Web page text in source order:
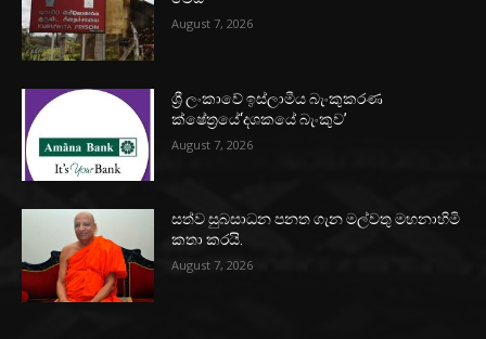
August 7, 2026
ශ්‍රී ලංකාවේ ඉස්ලාමීය බැංකුකරණ
ක්ෂේත්‍රයේ‘දශකයේ බැංකුව’
August 7, 2026
සත්ව සුබසාධන පනත ගැන මල්වතු මහනාහිමි
කතා කරයි.
August 7, 2026